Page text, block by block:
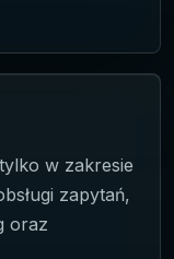
w zakresie
zapytań,
oraz